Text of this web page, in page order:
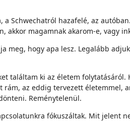
Schwechatról hazafelé, az
akkor magamnak akarom-e, vagy
meg, hogy apa lesz. Legalább
találtam ki az életem
az eddig tervezett
Reménytelenül.
fókuszáltak. Mit jelent